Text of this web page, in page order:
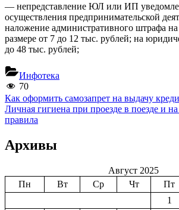
— непредставление ЮЛ или ИП
осуществления предпринимательской
наложение административного штрафа
размере от 7 до 12 тыс. рублей; на
до 48 тыс. рублей;
Инфотека
70
Навигация
по
Previous
Post:
Как оформить самозапрет на выдачу
Next
Post:
Личная гигиена при проезде в поезде и
правила
Архивы
Август 2025
Пн
Вт Ср Чт Пт
1